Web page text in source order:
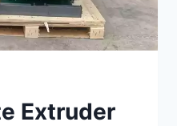
Extruder